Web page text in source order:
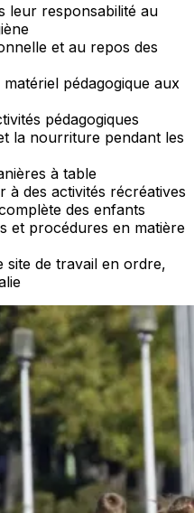
leur responsabilité au
et au repos des
pédagogique aux
pédagogiques
la nourriture pendant les
à table
à des activités récréatives
des enfants
et procédures en matière
site de travail en ordre,